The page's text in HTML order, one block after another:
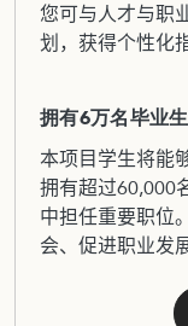
您可与人才与职
划，获得个性化
拥有6万名毕业
本项目学生将能
拥有超过60,000
中担任重要职位
会、促进职业发展